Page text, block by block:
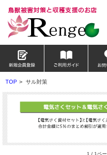
TOP > サル対策
1 / 1ペ